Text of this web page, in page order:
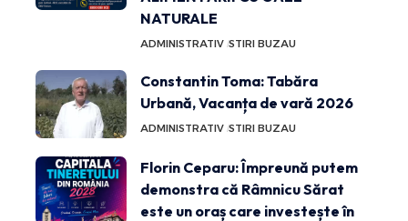
NATURALE
ADMINISTRATIV STIRI BUZAU
Constantin Toma: Tabăra
Urbană, Vacanța de vară 2026
ADMINISTRATIV STIRI BUZAU
Florin Ceparu: Împreună putem
demonstra că Râmnicu Sărat
este un oraș care investește în